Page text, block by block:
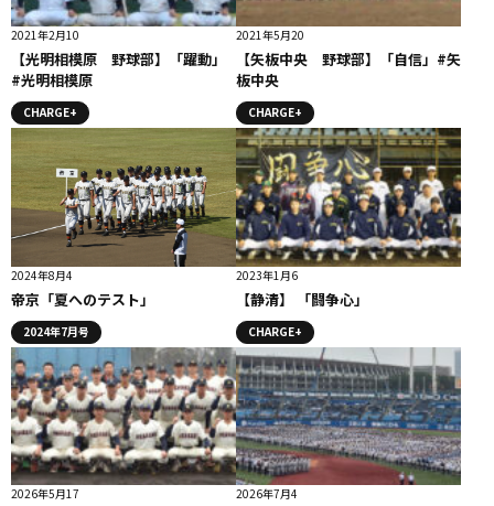
2021年2月10
【光明相模原 野球部】「躍動」
#光明相模原
CHARGE+
2021年5月20
【矢板中央 野球部】「自信」#矢
板中央
CHARGE+
2024年8月4
帝京「夏へのテスト」
2024年7月号
2023年1月6
【静清】 「闘争心」
CHARGE+
2026年5月17 2026年7月4